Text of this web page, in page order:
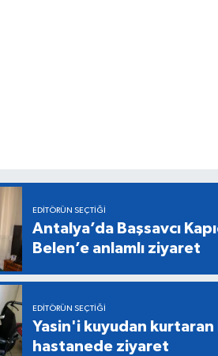
EDITÖRÜN SEÇTIĞI
Antalya’da Başsavcı
Belen’e anlamlı ziyaret
EDITÖRÜN SEÇTIĞI
Yasin'i kuyudan
hastanede ziyaret